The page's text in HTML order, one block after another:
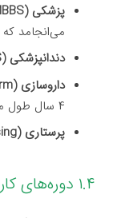
پزشکی (MBBS)
می‌انجامد
دندانپزشکی (BDS)
داروسازی (BPharm)
۴ سال طول می‌کشد.
پرستاری (BSc Nursing)
۱.۴ دوره‌های کارشناسی در مدیریت و بازرگانی (BBA)